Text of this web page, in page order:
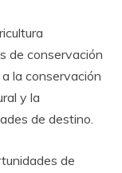
de conservación
la conservación
y la
de destino.
de